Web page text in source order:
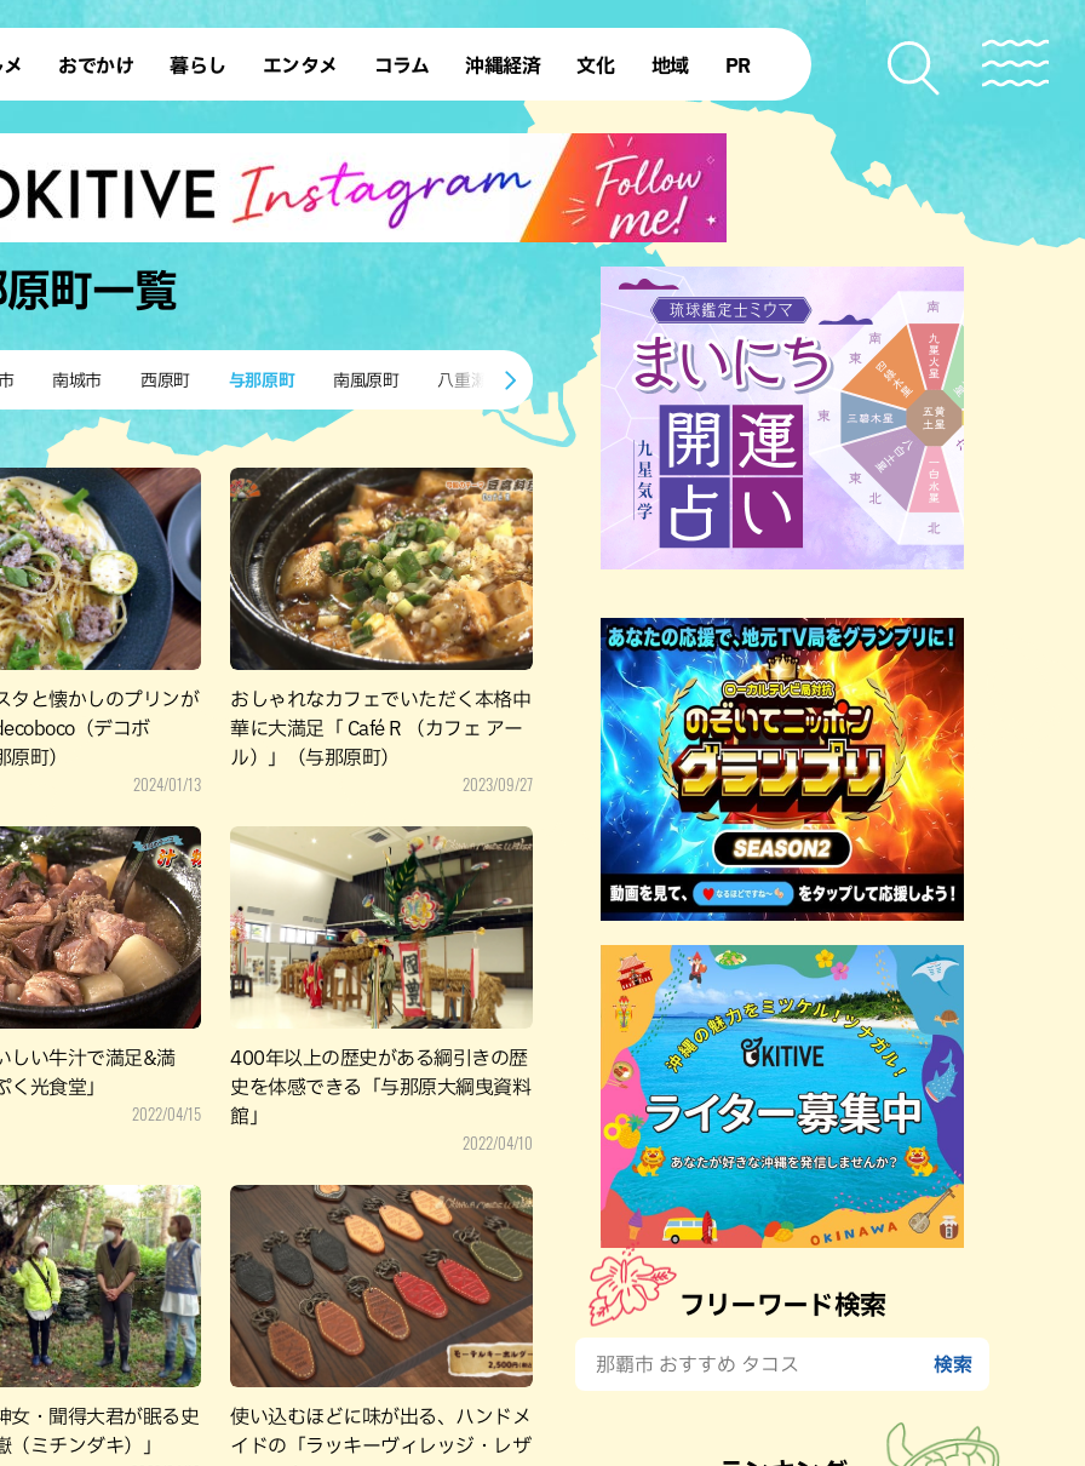
メ
ン 沖縄そば
ウト カフェ
料理 和食・日本料理
料理 アジア・エスニック
・焼肉 焼鳥・串料理
肉料理 居酒屋・バー
バイキング スイーツ
カレー
ガー タコス・タコライス
おでかけ
デート ドライブ
散歩 ソロ活
歴史
サウナ 公園
暮らし
レシピ SDGs
ファッション ローカルニュース
沖縄移住 沖縄旧暦行事
エンタメ
スポーツ 占い
タレント・芸人 テレビ
コラム 沖縄経済 文化
復帰50年
地域
本島北部
本島南部 先島諸島
北部離島
PR
町一覧
南城市 西原町 与那原町 南風原町 八重瀬町
タと懐かしのプリンが
（デコボ
原町）
2024/01/13
おしゃれなカフェでいただく本格中
華に大満足「 Café R （カフェ アー
ル）」（与那原町）
2023/09/27
しい牛汁で満足&満
く光食堂」
2022/04/15
400年以上の歴史がある綱引きの歴
史を体感できる「与那原大綱曳資料
館」
2022/04/10
女・聞得大君が眠る史
（ミチンダキ）」
使い込むほどに味が出る、ハンドメ
イドの「ラッキーヴィレッジ・レザ
フリーワード検索